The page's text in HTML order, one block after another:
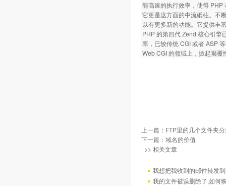
能高速的执行效率，使得
它更是这方面的中流砥柱。不
以有更多新的功能。它提供丰
PHP 的第四代 Zend 核心引擎
率，已较传统 CGI 或者 ASP
Web CGI 的领域上，掀起巅
上一篇： FTP里的几个文件夹
下一篇： 域名的价值
>> 相关文章
我想把我收到的邮件转发
我的文件被误删除了,如何